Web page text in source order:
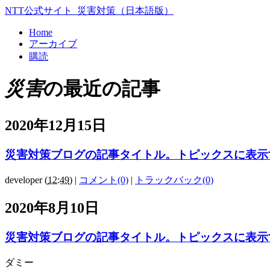
NTT公式サイト_災害対策（日本語版）
Home
アーカイブ
購読
災害の最近の記事
2020年12月15日
災害対策ブログの記事タイトル。トピックスに表示
developer(12:49) | コメント(0) | トラックバック(0)
2020年8月10日
災害対策ブログの記事タイトル。トピックスに表示
ダミー